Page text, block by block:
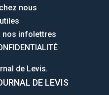
nous
nos infolettres
de Levis.
DE LEVIS